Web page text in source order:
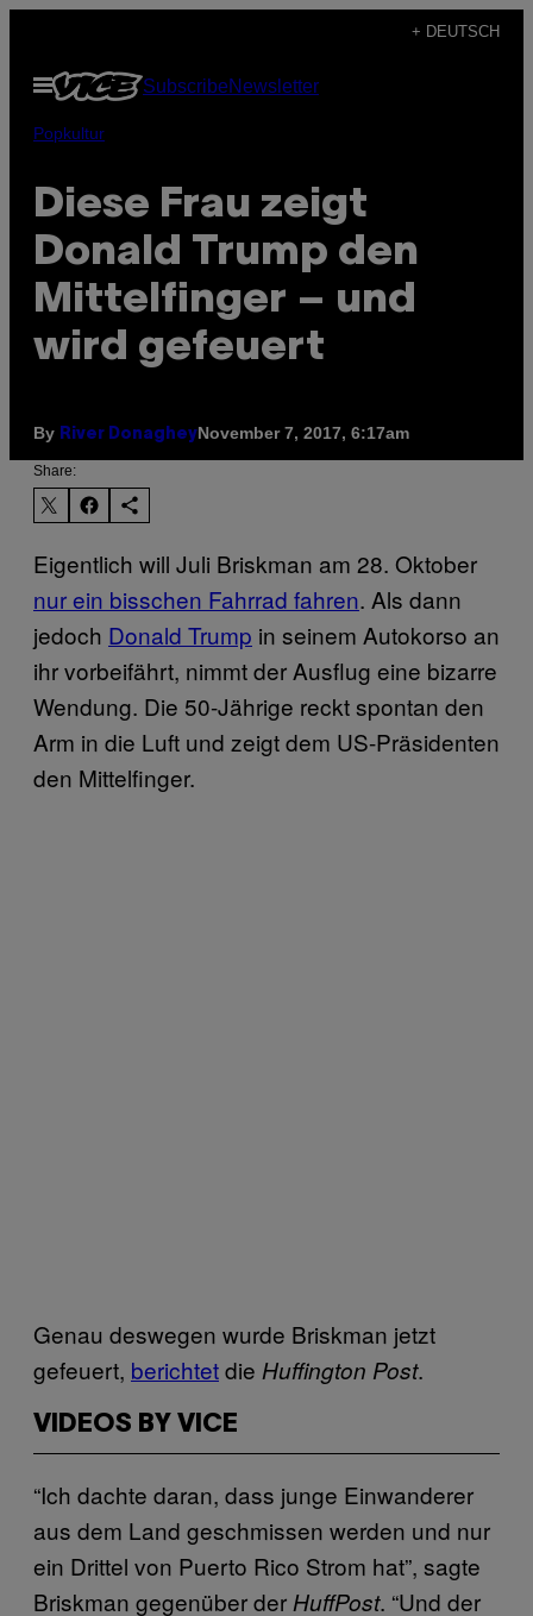
content
+ DEUTSCH
Open
Menu
SubscribeNewsletter
Popkultur
Diese Frau zeigt
Donald Trump den
Mittelfinger – und
wird gefeuert
By River DonagheyNovember 7, 2017, 6:17am
Share:
Eigentlich will Juli Briskman am 28. Oktober
nur ein bisschen Fahrrad fahren. Als dann
jedoch Donald Trump in seinem Autokorso an
ihr vorbeifährt, nimmt der Ausflug eine bizarre
Wendung. Die 50-Jährige reckt spontan den
Arm in die Luft und zeigt dem US-Präsidenten
den Mittelfinger.
Genau deswegen wurde Briskman jetzt
gefeuert, berichtetdie Huffington Post.
VIDEOS BY VICE
“Ich dachte daran, dass junge Einwanderer
aus dem Land geschmissen werden und nur
ein Drittel von Puerto Rico Strom hat”, sagte
Briskman gegenüber der HuffPost. “Und der